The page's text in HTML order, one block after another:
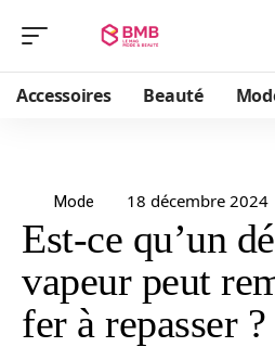
Accessoires Beauté
Mode 18 décembre 2024
Est-ce qu’un
vapeur peut
fer à repasser ?